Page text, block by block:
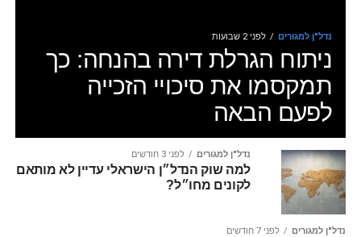
נדל"ן למגורים לפני 2 שבועות
ניתוח הגרלת דירה בהנחה: כך
תמקסמו את סיכויי הזכייה
לפעם הבאה
נדל"ן למגורים לפני 3 חודשים
למה שוק הנדל״ן הישראלי עדיין לא מותאם
לקונים מחו״ל?
נדל"ן למגורים לפני 7 חודשים